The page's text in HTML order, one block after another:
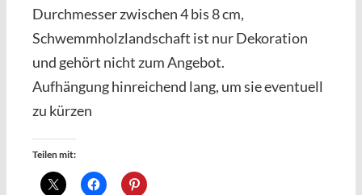
Durchmesser zwischen 4 bis 8 cm,
Schwemmholzlandschaft ist nur Dekoration
und gehört nicht zum Angebot.
Aufhängung hinreichend lang, um sie eventuell
zu kürzen
Teilen mit: